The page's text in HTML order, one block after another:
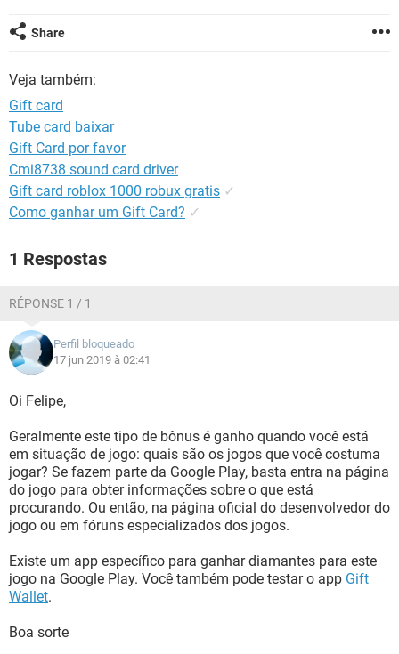
Share
Veja também:
Gift card
Tube card baixar
Gift Card por favor
Cmi8738 sound card driver
Gift card roblox 1000 robux gratis ✓
Como ganhar um Gift Card? ✓
1 Respostas
RÉPONSE 1 / 1
Perfil bloqueado
17 jun 2019 à 02:41
Oi Felipe,
Geralmente este tipo de bônus é ganho quando você está
em situação de jogo: quais são os jogos que você costuma
jogar? Se fazem parte da Google Play, basta entra na página
do jogo para obter informações sobre o que está
procurando. Ou então, na página oficial do desenvolvedor do
jogo ou em fóruns especializados dos jogos.
Existe um app específico para ganhar diamantes para este
jogo na Google Play. Você também pode testar o app Gift
Wallet.
Boa sorte